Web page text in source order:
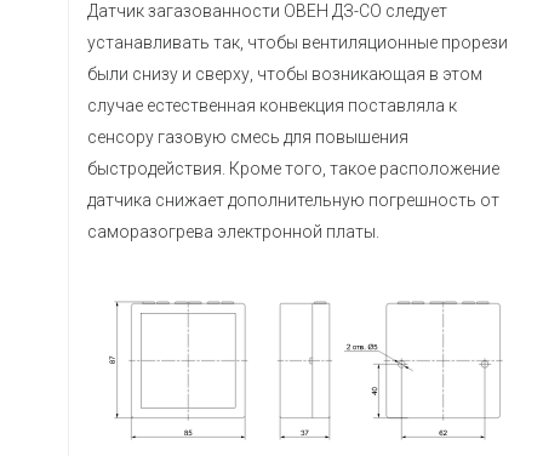
Датчик загазованности ОВЕН ДЗ-СО следует
устанавливать так, чтобы вентиляционные прорези
были снизу и сверху, чтобы возникающая в этом
случае естественная конвекция поставляла к
сенсору газовую смесь для повышения
быстродействия. Кроме того, такое расположение
датчика снижает дополнительную погрешность от
саморазогрева электронной платы.